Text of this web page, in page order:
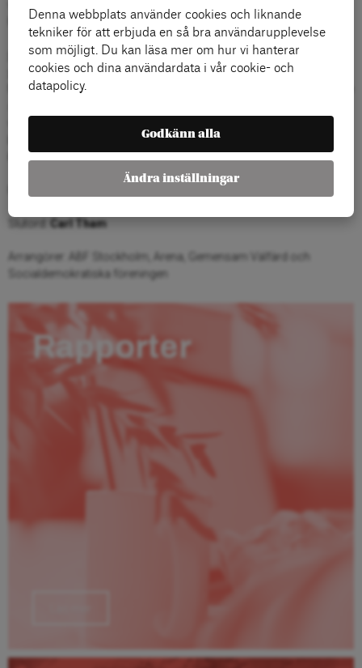
Frågor och diskussion.
Centrala fördelnings- och välfärdsfrågor som borde diskuteras i
valrörelsen
Med utgångspunkt från sin bok
betydelse de kan få i valrörelsen.
Carl Tham
Arrangörer: ABF Stockholm, Arena, Gemensam Välfärd och
Socialdemokratiska föreningen
Rapporter
Denna webbplats använder cookies och liknande
tekniker för att erbjuda en så bra användarupplevelse
som möjligt. Du kan läsa mer om hur vi hanterar
cookies och dina användardata i vår cookie- och
datapolicy.
Godkänn alla
Ändra inställningar